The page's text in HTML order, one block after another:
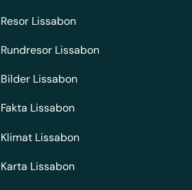
Resor Lissabon
Rundresor Lissabon
Bilder Lissabon
Fakta Lissabon
Klimat Lissabon
Karta Lissabon